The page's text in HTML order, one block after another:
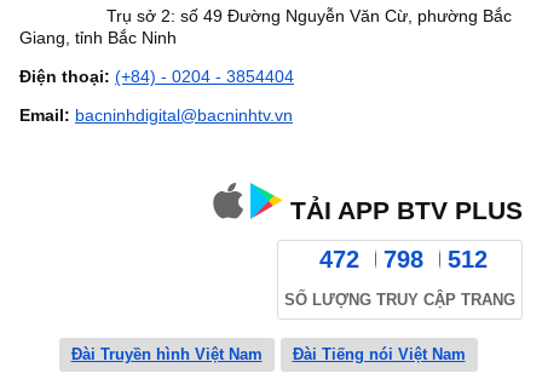
Trụ sở 2: số 49 Đường Nguyễn Văn Cừ, phường Bắc
Giang, tỉnh Bắc Ninh
Điện thoại: (+84) - 0204 - 3854404
Email: bacninhdigital@bacninhtv.vn
TẢI APP BTV PLUS
472 798 512
SỐ LƯỢNG TRUY CẬP TRANG
Đài Truyền hình Việt Nam Đài Tiếng nói Việt Nam